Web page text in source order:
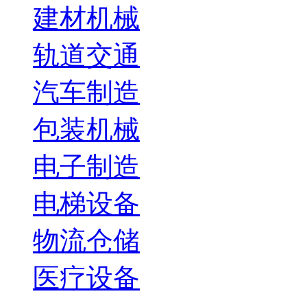
建材机械
轨道交通
汽车制造
包装机械
电子制造
电梯设备
物流仓储
医疗设备